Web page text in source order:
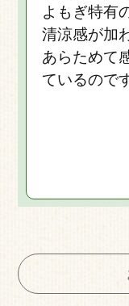
よもぎ特有
清涼感が加
あらためて
ているので